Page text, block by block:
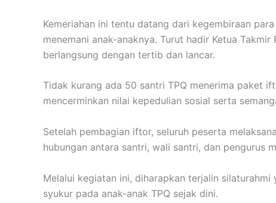
Kemeriahan ini tentu datang dari kegembiraan
menemani anak-anaknya. Turut hadir Ketua
berlangsung dengan tertib dan lancar.
Tidak kurang ada 50 santri TPQ menerima paket
mencerminkan nilai kepedulian sosial serta
Setelah pembagian iftor, seluruh peserta
hubungan antara santri, wali santri, dan pengurus
Melalui kegiatan ini, diharapkan terjalin
syukur pada anak-anak TPQ sejak dini.